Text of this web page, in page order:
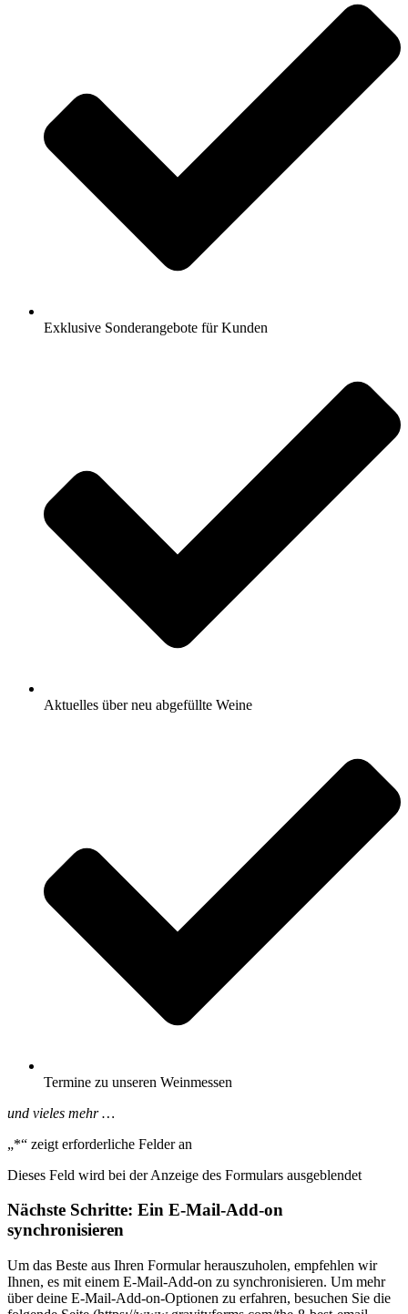
Exklusive Sonderangebote für Kunden
Aktuelles über neu abgefüllte Weine
Termine zu unseren Weinmessen
und vieles mehr …
„*“ zeigt erforderliche Felder an
Dieses Feld wird bei der Anzeige des Formulars ausgeblendet
Nächste Schritte: Ein E-Mail-Add-on
synchronisieren
Um das Beste aus Ihren Formular herauszuholen, empfehlen wir
Ihnen, es mit einem E-Mail-Add-on zu synchronisieren. Um mehr
über deine E-Mail-Add-on-Optionen zu erfahren, besuchen Sie die